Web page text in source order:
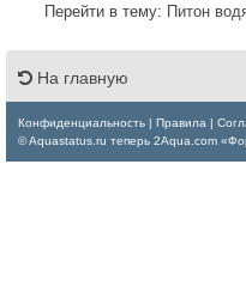
Перейти в тему: Питон
На главную
Конфиденциальность Правила
© Aquastatus.ru теперь 2Aqua.com